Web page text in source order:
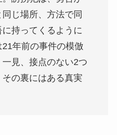
じ場所、方法で同
持ってくるように
年前の事件の模倣
見、接点のない2つ
の裏にはある真実